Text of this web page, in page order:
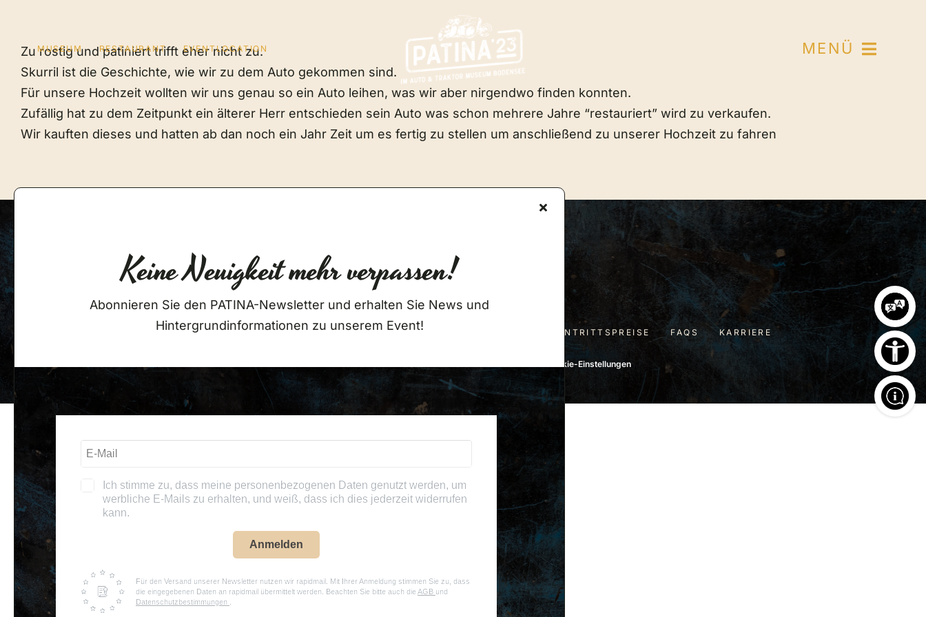
springenMUSEUM RESTAURANT EVENTLOCATION MENÜ
Zu rostig und patiniert trifft eher nicht zu.
Skurril ist die Geschichte, wie wir zu dem Auto gekommen sind.
Für unsere Hochzeit wollten wir uns genau so ein Auto leihen, was wir aber nirgendwo finden konnten.
Zufällig hat zu dem Zeitpunkt ein älterer Herr entschieden sein Auto was schon mehrere Jahre “restauriert” wird zu verkaufen.
Wir kauften dieses und hatten ab dan noch ein Jahr Zeit um es fertig zu stellen um anschließend zu unserer Hochzeit zu fahren
MUSEUM RESTAURANT EVENTLOCATION EINTRITTSPREISE FAQS KARRIERE
Cookie-Einstellungen
Keine Neuigkeit mehr verpassen!
Abonnieren Sie den PATINA-Newsletter und erhalten Sie News und
Hintergrundinformationen zu unserem Event!
Ich stimme zu, dass meine personenbezogenen Daten genutzt werden, um
werbliche E-Mails zu erhalten, und weiß, dass ich dies jederzeit widerrufen
kann.
Anmelden
Für den Versand unserer Newsletter nutzen wir rapidmail. Mit Ihrer Anmeldung stimmen Sie zu, dass
die eingegebenen Daten an rapidmail übermittelt werden. Beachten Sie bitte auch die AGB und
Datenschutzbestimmungen